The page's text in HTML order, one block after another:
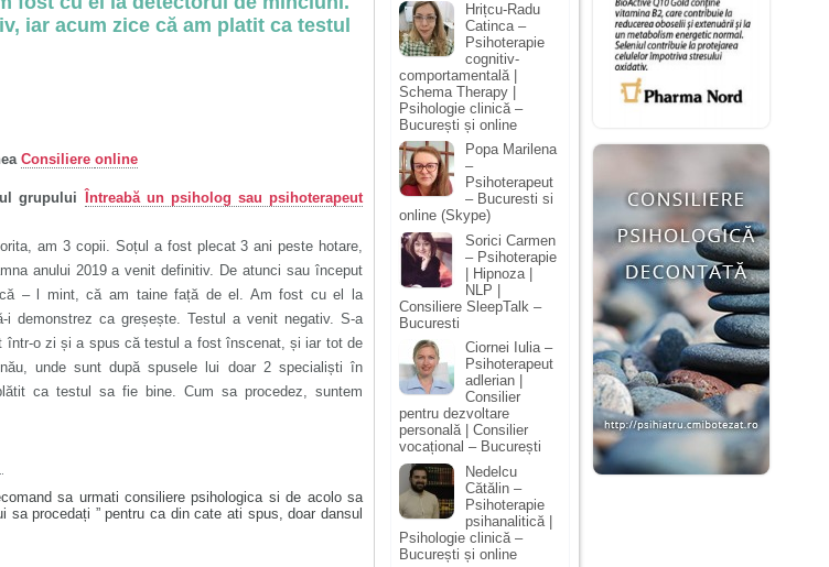
iar acum zice că am platit ca testul
Consiliere online
grupului
Întreabă un psiholog sau psihoterapeut
am 3 copii. Soțul a fost plecat 3 ani peste hotare,
anului 2019 a venit definitiv. De atunci sau început
– l mint, că am taine față de el. Am fost cu el la
i demonstrez ca greșește. Testul a venit negativ. S-a
într-o zi și a spus că testul a fost înscenat, și iar tot de
unde sunt după spusele lui doar 2 specialiști în
ca testul sa fie bine. Cum sa procedez, suntem
sa urmati consiliere psihologica si de acolo sa
sa procedați ” pentru ca din cate ati spus, doar dansul
Hrițcu-Radu
Catinca –
Psihoterapie
cognitiv-
comportamentală |
Schema Therapy |
Psihologie clinică –
București și online
Popa Marilena
–
Psihoterapeut
– Bucuresti si
online (Skype)
Sorici Carmen
– Psihoterapie
| Hipnoza |
NLP |
Consiliere SleepTalk –
Bucuresti
Ciornei Iulia –
Psihoterapeut
adlerian |
Consilier
pentru dezvoltare
personală | Consilier
vocațional – București
Nedelcu
Cătălin –
Psihoterapie
psihanalitică |
Psihologie clinică –
București și online